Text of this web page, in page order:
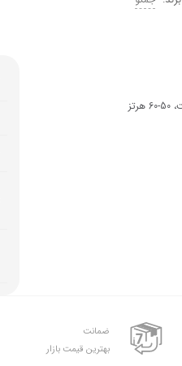
ضمانت
بهترین قیمت بازار